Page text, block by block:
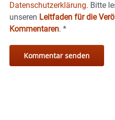
Datenschutzerklärung. Bitte
unseren Leitfaden für die
Kommentaren. *